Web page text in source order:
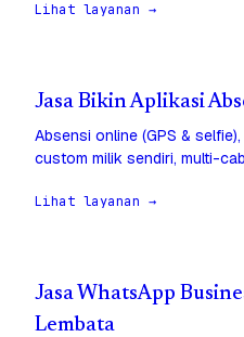
Lihat layanan →
Jasa Bikin Aplikasi
Absensi online (GPS &
custom milik sendiri, multi-
Lihat layanan →
Jasa WhatsApp
Lembata